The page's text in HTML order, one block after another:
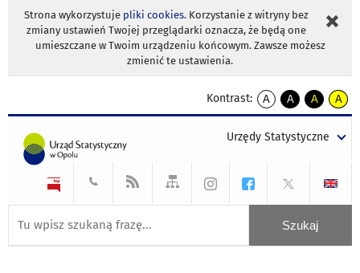
Strona wykorzystuje pliki cookies. Korzystanie z witryny bez
zmiany ustawień Twojej przeglądarki oznacza, że będą one
umieszczane w Twoim urządzeniu końcowym. Zawsze możesz
zmienić te ustawienia.
Kontrast:
A
kontrast
A
kontrast
tekst
czarnym
A
kontrast
tekst
czarnym
A
tekst
żółtym
Urzędy Statystyczne